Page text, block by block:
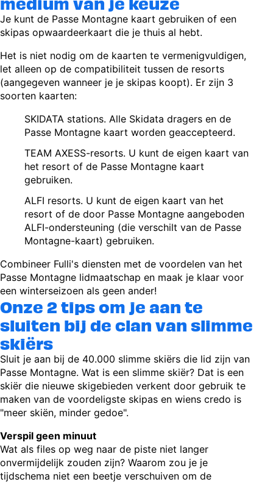
Je kunt de Passe Montagne kaart gebruiken of een
skipas opwaardeerkaart die je thuis al hebt.
Het is niet nodig om de kaarten te vermenigvuldigen,
let alleen op de compatibiliteit tussen de resorts
(aangegeven wanneer je je skipas koopt). Er zijn 3
soorten kaarten:
SKIDATA stations. Alle Skidata dragers en de
Passe Montagne kaart worden geaccepteerd.
TEAM AXESS-resorts. U kunt de eigen kaart van
het resort of de Passe Montagne kaart
gebruiken.
ALFI resorts. U kunt de eigen kaart van het
resort of de door Passe Montagne aangeboden
ALFI-ondersteuning (die verschilt van de Passe
Montagne-kaart) gebruiken.
Combineer Fulli's diensten met de voordelen van het
Passe Montagne lidmaatschap en maak je klaar voor
een winterseizoen als geen ander!
Onze 2 tips om je aan te
sluiten bij de clan van slimme
skiërs
Sluit je aan bij de 40.000 slimme skiërs die lid zijn van
Passe Montagne. Wat is een slimme skiër? Dat is een
skiër die nieuwe skigebieden verkent door gebruik te
maken van de voordeligste skipas en wiens credo is
"meer skiën, minder gedoe".
Verspil geen minuut
Wat als files op weg naar de piste niet langer
onvermijdelijk zouden zijn? Waarom zou je je
tijdschema niet een beetje verschuiven om de